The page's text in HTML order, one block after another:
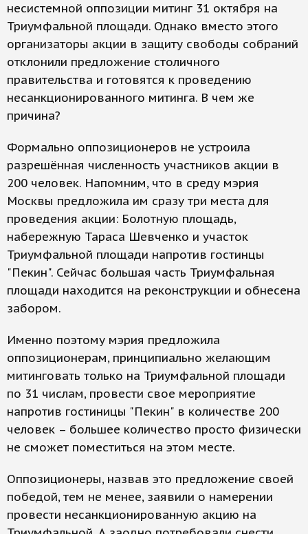
несистемной оппозиции митинг 31 октября на
Триумфальной площади. Однако вместо этого
организаторы акции в защиту свободы собраний
отклонили предложение столичного
правительства и готовятся к проведению
несанкционированного митинга. В чем же
причина?
Формально оппозиционеров не устроила
разрешённая численность участников акции в
200 человек. Напомним, что в среду мэрия
Москвы предложила им сразу три места для
проведения акции: Болотную площадь,
набережную Тараса Шевченко и участок
Триумфальной площади напротив гостинцы
"Пекин". Сейчас большая часть Триумфальная
площади находится на реконструкции и обнесена
забором.
Именно поэтому мэрия предложила
оппозиционерам, принципиально желающим
митинговать только на Триумфальной площади
по 31 числам, провести свое мероприятие
напротив гостиницы "Пекин" в количестве 200
человек – большее количество просто физически
не сможет поместиться на этом месте.
Оппозиционеры, назвав это предложение своей
победой, тем не менее, заявили о намерении
провести несанкционированную акцию на